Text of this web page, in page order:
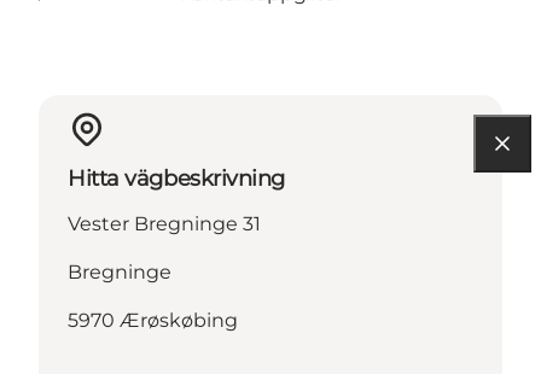
Hitta vägbeskrivning
Vester Bregninge 31
Bregninge
5970 Ærøskøbing